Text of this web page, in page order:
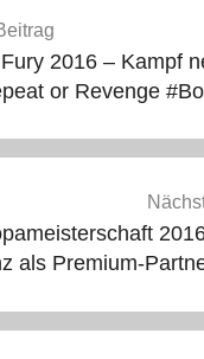
2016 – Kampf
or Revenge
als Premium-